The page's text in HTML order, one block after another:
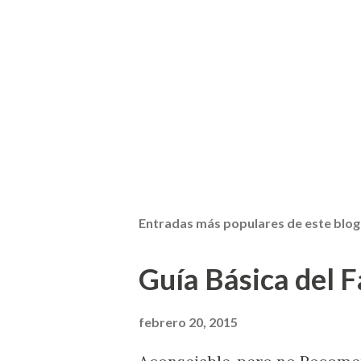
Entradas más populares de este blog
Guía Básica del
febrero 20, 2015